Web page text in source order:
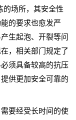
的场所，其安全性
的要求也愈发严
生起泡、开裂等问
，相关部门规定了
须具备较高的抗压
供更加安全可靠的
要经受长时间的使